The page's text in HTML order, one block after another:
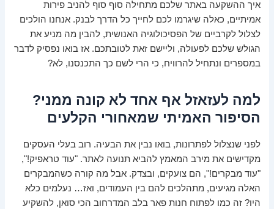
איך ההשקעה באתר שלכם מתחילה סוף סוף להניב פירות
אמיתיים, כאלה שיגרמו לכם לחייך כל הדרך לבנק. אנחנו הולכים
לצלול לקרביים של הפסיכולוגיה האנושית, להבין מה מניע את
הגולש שלכם לפעולה, וליישם זאת לטובתכם. אז בואו נפסיק לדבר
במספרים ונתחיל להרוויח, כי הרי לשם כך התכנסנו, לא?
למה לעזאזל אף אחד לא קונה ממני?
הסיפור האמיתי שמאחורי הקלעים
לפני שנצלול לפתרונות, בואו נבין את הבעיה. רוב בעלי העסקים
מקדישים את מירב המאמץ להביא תנועה לאתר. "עוד טראפיק!",
"עוד מבקרים!", הם צועקים, ובצדק. אבל מה קורה כשהמבקרים
האלה מגיעים, מתהלכים להם בין העמודים, ואז… נעלמים כלא
היו? זה כמו לפתוח חנות פאר בלב המדרחוב הכי סואן, להשקיע